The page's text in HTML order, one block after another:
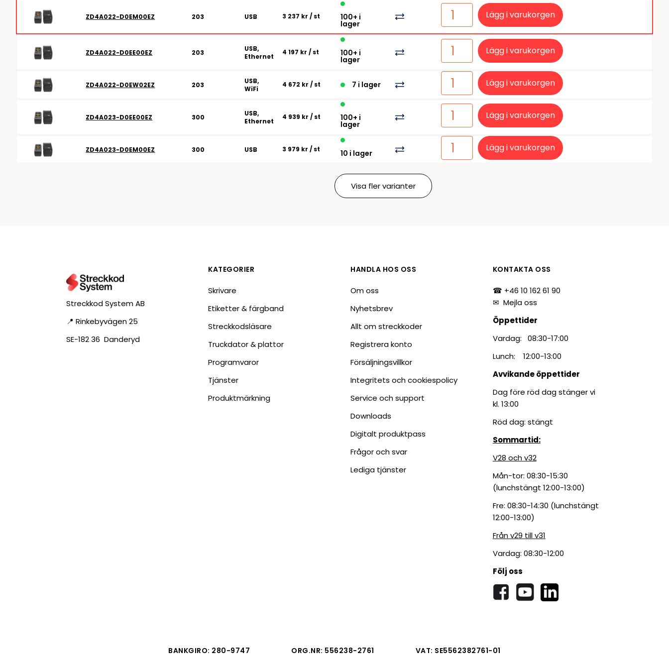
RFID antenner
Tillbehör arbetsstationer
Outlet-färgband
BarTender
Loftware NiceLabel
ZD4A022-D0EM00EZ 203 USB 3 237 kr / st 100+ i
lager
Lägg i varukorgen
ZD4A022-D0EE00EZ 203
USB,
Ethernet
4 197 kr / st 100+ i
lager
Lägg i varukorgen
ZD4A022-D0EW02EZ 203
USB,
WiFi
4 672 kr / st 7 i lager Lägg i varukorgen
ZD4A023-D0EE00EZ 300
USB,
Ethernet
4 939 kr / st 100+ i
lager
Lägg i varukorgen
ZD4A023-D0EM00EZ 300 USB 3 979 kr / st 10 i lager Lägg i varukorgen
Visa fler varianter
Streckkod System AB
📍 Rinkebyvägen 25
SE-182 36 Danderyd
KATEGORIER
Skrivare
Etiketter & färgband
Streckkodsläsare
Truckdator & plattor
Programvaror
Tjänster
Produktmärkning
HANDLA HOS OSS
Om oss
Nyhetsbrev
Allt om streckkoder
Registrera konto
Försäljningsvillkor
Integritets och cookiespolicy
Service och support
Downloads
Digitalt produktpass
Frågor och svar
Lediga tjänster
KONTAKTA OSS
☎ +46 10 162 61 90
✉ Mejla oss
Öppettider
Vardag: 08:30-17:00
Lunch: 12:00-13:00
Avvikande öppettider
Dag före röd dag stänger vi
kl. 13:00
Röd dag: stängt
Sommartid:
V28 och v32
Mån-tor: 08:30-15:30
(lunchstängt 12:00-13:00)
Fre: 08:30-14:30 (lunchstängt
12:00-13:00)
Från v29 till v31
Vardag: 08:30-12:00
Följ oss
BANKGIRO: 280-9747 ORG.NR: 556238-2761 VAT: SE5562382761-01